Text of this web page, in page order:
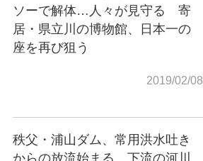
ソーで解体…人々が見守る 寄
居・県立川の博物館、日本一の
座を再び狙う
2019/02/08
秩父・浦山ダム、常用洪水吐き